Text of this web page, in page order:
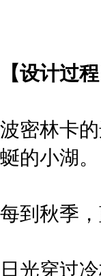
【设计过程
波密林卡
蜒的小湖。
每到秋季
日光穿过